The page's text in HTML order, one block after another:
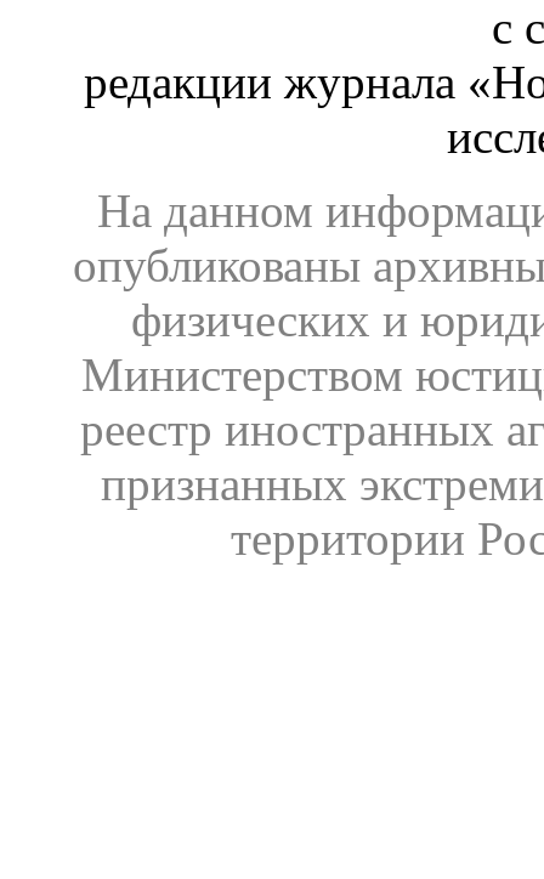
с
редакции журнала
На данном
опубликованы
физических и
Министерством
реестр иностранных
признанных
территории